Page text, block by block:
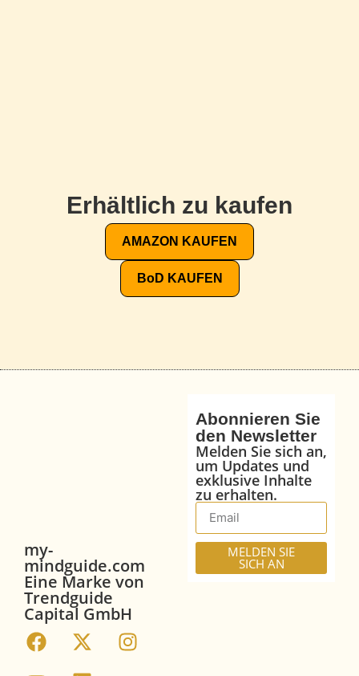
Erhältlich zu kaufen
AMAZON KAUFEN
BoD KAUFEN
my-
mindguide.com
Eine Marke von
Trendguide
Capital GmbH
Abonnieren Sie
den Newsletter
Melden Sie sich an,
um Updates und
exklusive Inhalte
zu erhalten.
MELDEN SIE
SICH AN